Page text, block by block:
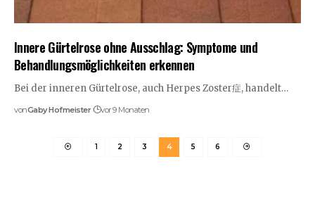
Innere Gürtelrose ohne Ausschlag: Symptome und
Behandlungsmöglichkeiten erkennen
Bei der inneren Gürtelrose, auch Herpes Zoster症, handelt…
vonGaby Hofmeister vor 9 Monaten
1 2 3 4 5 6